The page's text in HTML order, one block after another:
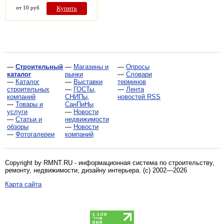
от 10 руб Купить
— Строительный
каталог
— Каталог
строительных
компаний
— Товары и
услуги
— Статьи и
обзоры
— Фотогалереи
— Магазины и
рынки
— Выставки
— ГОСТы,
СНИПы,
СанПиНы
— Новости
недвижимости
— Новости
компаний
— Опросы
— Словари
терминов
— Лента
новостей RSS
Copyright by RMNT.RU - информационная система по строительству,
ремонту, недвижимости, дизайну интерьера. (c) 2002—2026
Карта сайта